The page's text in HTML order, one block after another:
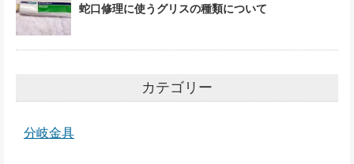
蛇口修理に使うグリスの種類について
カテゴリー
分岐金具